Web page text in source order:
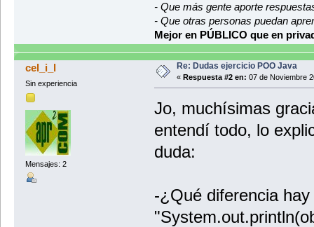
- Que más gente aporte
- Que otras personas puedan
Mejor en PÚBLICO que en
cel_i_l
Sin experiencia
Mensajes: 2
Re: Dudas ejercicio POO Java
« Respuesta #2 en: 07 de Noviembre
Jo, muchísimas
entendí todo, lo
duda:
-¿Qué diferencia